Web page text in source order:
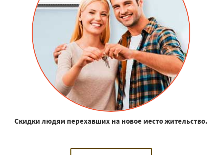
Скидки людям перехавших на новое место жительство.